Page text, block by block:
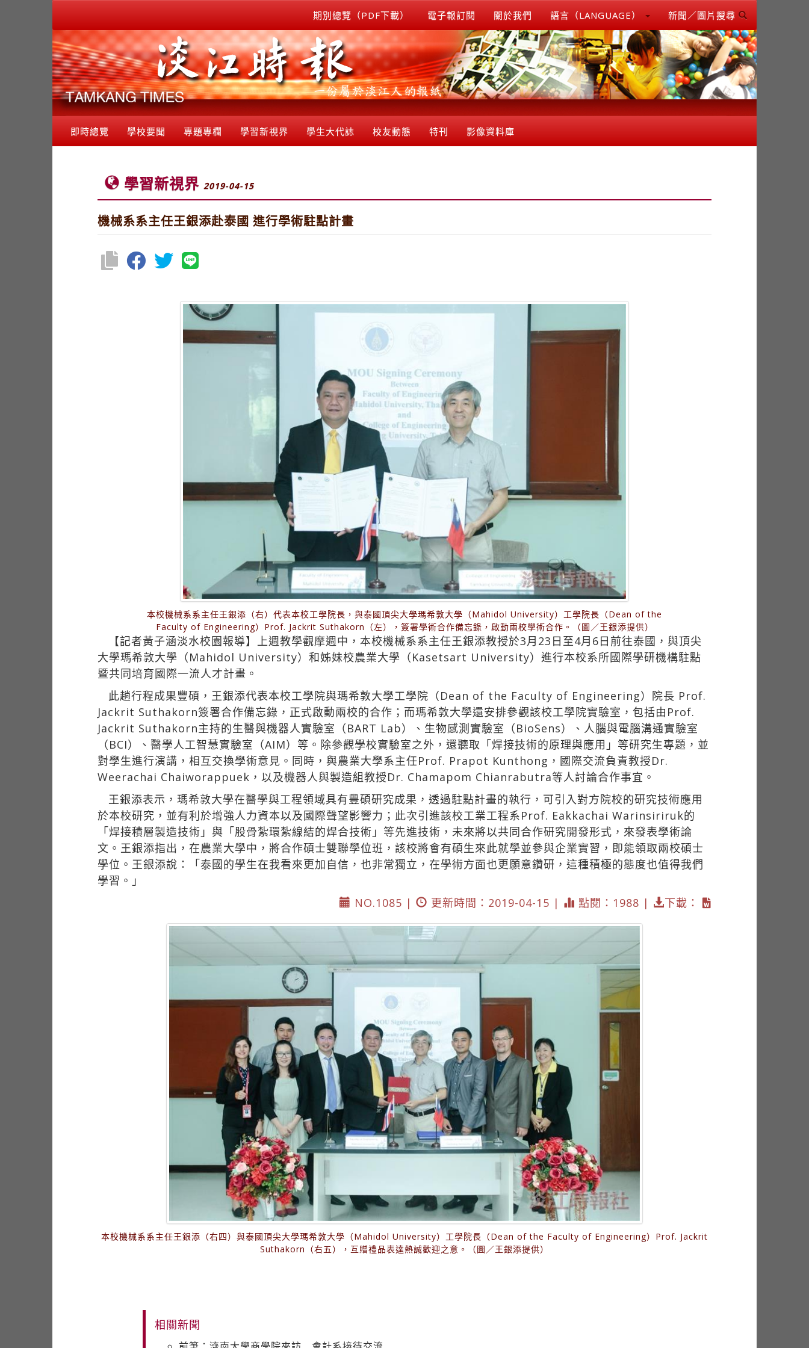
期別總覽（PDF下載） 電子報訂閱 關於我們 語言（LANGUAGE） 新聞／圖片搜尋
即時總覽 學校要聞 專題專欄 學習新視界 學生大代誌 校友動態 特刊 影像資料庫
學習新視界 2019-04-15
機械系系主任王銀添赴泰國 進行學術駐點計畫
本校機械系系主任王銀添（右）代表本校工學院長，與泰國頂尖大學瑪希敦大學（Mahidol University）工學院長（Dean of the
Faculty of Engineering）Prof. Jackrit Suthakorn（左），簽署學術合作備忘錄，啟動兩校學術合作。（圖／王銀添提供）
【記者黃子涵淡水校園報導】上週教學觀摩週中，本校機械系系主任王銀添教授於3月23日至4月6日前往泰國，與頂尖
大學瑪希敦大學（Mahidol University）和姊妹校農業大學（Kasetsart University）進行本校系所國際學研機構駐點
暨共同培育國際一流人才計畫。
此趟行程成果豐碩，王銀添代表本校工學院與瑪希敦大學工學院（Dean of the Faculty of Engineering）院長 Prof.
Jackrit Suthakorn簽署合作備忘錄，正式啟動兩校的合作；而瑪希敦大學還安排參觀該校工學院實驗室，包括由Prof.
Jackrit Suthakorn主持的生醫與機器人實驗室（BART Lab）、生物感測實驗室（BioSens）、人腦與電腦溝通實驗室
（BCI）、醫學人工智慧實驗室（AIM）等。除參觀學校實驗室之外，還聽取「焊接技術的原理與應用」等研究生專題，並
對學生進行演講，相互交換學術意見。同時，與農業大學系主任Prof. Prapot Kunthong，國際交流負責教授Dr.
Weerachai Chaiworappuek，以及機器人與製造組教授Dr. Chamapom Chianrabutra等人討論合作事宜。
王銀添表示，瑪希敦大學在醫學與工程領域具有豐碩研究成果，透過駐點計畫的執行，可引入對方院校的研究技術應用
於本校研究，並有利於增強人力資本以及國際聲望影響力；此次引進該校工業工程系Prof. Eakkachai Warinsiriruk的
「焊接積層製造技術」與「股骨紮環紮線結的焊合技術」等先進技術，未來將以共同合作研究開發形式，來發表學術論
文。王銀添指出，在農業大學中，將合作碩士雙聯學位班，該校將會有碩生來此就學並參與企業實習，即能領取兩校碩士
學位。王銀添說：「泰國的學生在我看來更加自信，也非常獨立，在學術方面也更願意鑽研，這種積極的態度也值得我們
學習。」
NO.1085 |
更新時間：2019-04-15 | 點閱：1988 | 下載：
本校機械系系主任王銀添（右四）與泰國頂尖大學瑪希敦大學（Mahidol University）工學院長（Dean of the Faculty of Engineering）Prof. Jackrit
Suthakorn（右五），互贈禮品表達熱誠歡迎之意。（圖／王銀添提供）
相關新聞